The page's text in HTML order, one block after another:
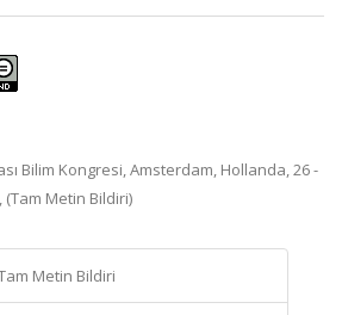
Bilim Kongresi, Amsterdam, Hollanda, 26 -
(Tam Metin Bildiri)
Metin Bildiri